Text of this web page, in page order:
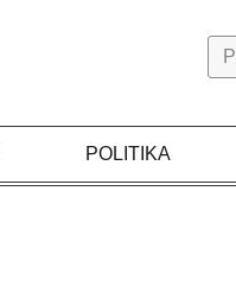
POLITIKA